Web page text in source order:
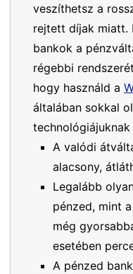
veszíthetsz a
rejtett díjak miatt.
bankok a
régebbi
hogy használd a
általában sokkal
A valódi
alacsony,
Legalább
pénzed, mint
még
esetében
A pénzed